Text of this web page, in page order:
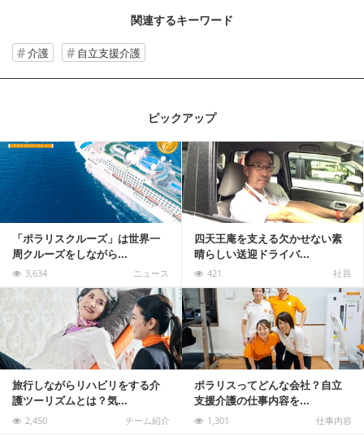
関連するキーワード
介護 自立支援介護
ピックアップ
「ポラリスクルーズ」は世界一
周クルーズをしながら...
3,634 ニュース
四天王庵を支える欠かせない素
晴らしい送迎ドライバ...
421 社員
記事を読む
旅行しながらリハビリをする介
護ツーリズムとは？気...
2,450 チーム紹介
ポラリスってどんな会社？自立
支援介護の仕事内容を...
1,301 仕事内容
記事を読む